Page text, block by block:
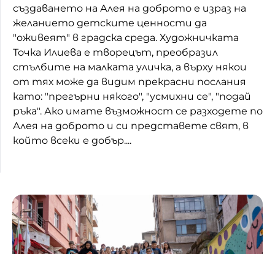
създаването на Алея на доброто е израз на
желанието детските ценности да
"оживеят" в градска среда. Художничката
Точка Илиева е творецът, преобразил
стълбите на малката уличка, а върху някои
от тях може да видим прекрасни послания
като: "прегърни някого", "усмихни се", "подай
ръка". Ако имате възможност се разходете по
Алея на доброто и си представете свят, в
който всеки е добър....